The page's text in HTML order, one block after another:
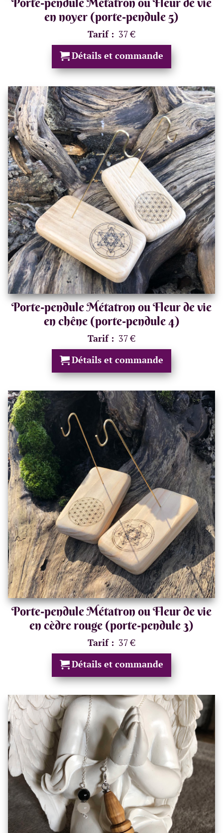
en noyer (porte-pendule 5)
Tarif : 37 €
Détails et commande
Porte-pendule Métatron ou Fleur de vie
en chêne (porte-pendule 4)
Tarif : 37 €
Détails et commande
Porte-pendule Métatron ou Fleur de vie
en cèdre rouge (porte-pendule 3)
Tarif : 37 €
Détails et commande